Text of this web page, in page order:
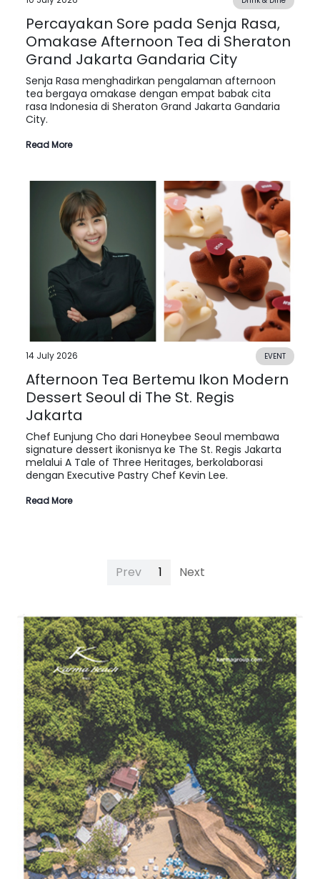
Percayakan Sore pada Senja Rasa,
Omakase Afternoon Tea di Sheraton
Grand Jakarta Gandaria City
Senja Rasa menghadirkan pengalaman afternoon
tea bergaya omakase dengan empat babak cita
rasa Indonesia di Sheraton Grand Jakarta Gandaria
City.
Read More
14 July 2026 EVENT
Afternoon Tea Bertemu Ikon Modern
Dessert Seoul di The St. Regis
Jakarta
Chef Eunjung Cho dari Honeybee Seoul membawa
signature dessert ikonisnya ke The St. Regis Jakarta
melalui A Tale of Three Heritages, berkolaborasi
dengan Executive Pastry Chef Kevin Lee.
Read More
Prev 1 Next